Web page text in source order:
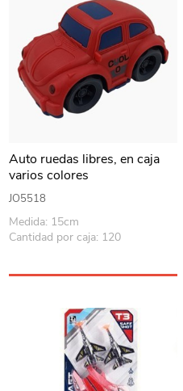
Auto ruedas libres, en caja
varios colores
JO5518
Medida: 15cm
Cantidad por caja: 120